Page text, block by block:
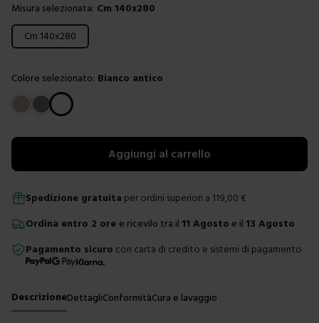
Misura selezionata: Cm 140x280
Scegli una misura
Cm 140x280
Colore selezionato: Bianco antico
Scegli un colore
Aggiungi al carrello
Spedizione gratuita per ordini superiori a 119,00 €
Ordina entro 2 ore e ricevilo tra il 11 Agosto e il 13 Agosto
Pagamento sicuro con carta di credito e sistemi di pagamento
DescrizioneDettagliConformitàCura e lavaggio